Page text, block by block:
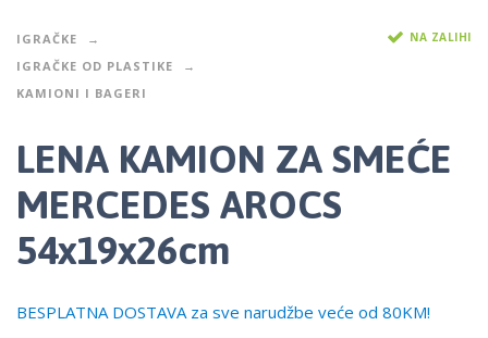
IGRAČKE
IGRAČKE OD PLASTIKE
KAMIONI I BAGERI
NA ZALIHI
LENA KAMION ZA SMEĆE
MERCEDES AROCS
54x19x26cm
BESPLATNA DOSTAVA za sve narudžbe veće od 80KM!